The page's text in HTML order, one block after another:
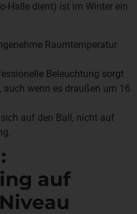
Halle dient) ist im Winter ein
Raumtemperatur
Beleuchtung sorgt
wenn es draußen um 16
auf den Ball, nicht auf
auf